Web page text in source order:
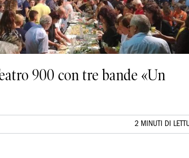
900 con tre bande «Un
2 MINUTI DI